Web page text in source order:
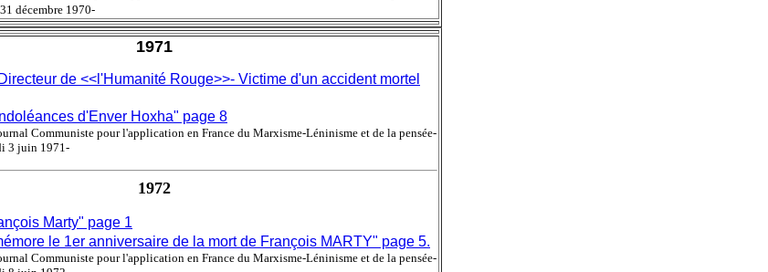
décembre 1970-
1971
de <<l'Humanité Rouge>>- Victime d'un accident mortel
d'Enver Hoxha" page 8
Communiste pour l'application en France du Marxisme-Léninisme et de la pensée-
3 juin 1971-
1972
Marty" page 1
le 1er anniversaire de la mort de François MARTY" page 5.
Communiste pour l'application en France du Marxisme-Léninisme et de la pensée-